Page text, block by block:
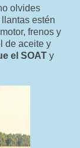
olvides
estén
frenos y
de aceite y
el SOAT y